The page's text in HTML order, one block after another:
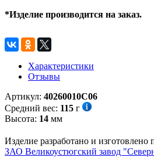
*Изделие производится на заказ.
Характеристики
Отзывы
Артикул: 40260010С06
Средний вес: 115 г
Высота: 14 мм
Изделие разработано и изготовлено
ЗАО Великоустюгский завод